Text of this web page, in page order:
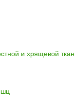
и хрящевой